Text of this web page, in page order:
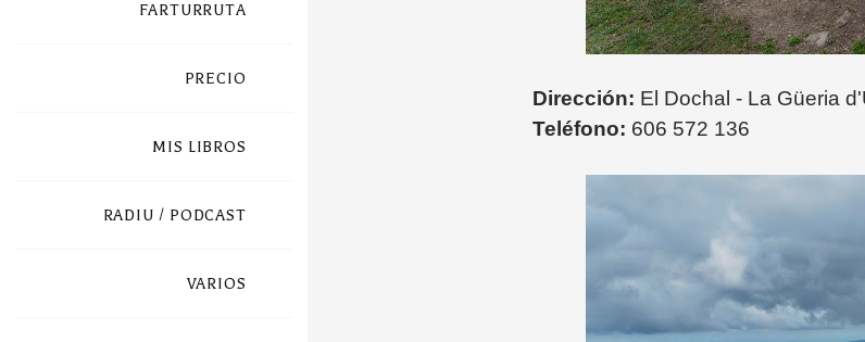
FARTURRUTA
PRECIO
MIS LIBROS
RADIU / PODCAST
VARIOS
Dirección: El Dochal - La Güeria
Teléfono: 606 572 136